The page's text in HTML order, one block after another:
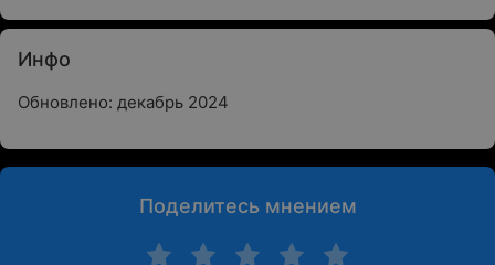
Инфо
Обновлено: декабрь 2024
Поделитесь мнением